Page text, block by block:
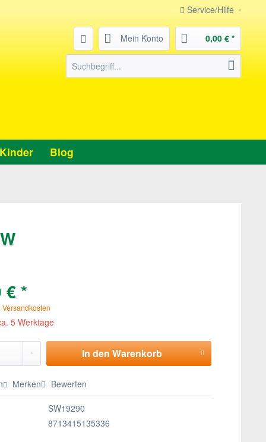
Service/Hilfe
Mein Konto 0,00 € *
Kinder Blog
€ *
Versandkosten
5 Werktage
In denWarenkorb
Merken Bewerten
SW19290
8713415135336